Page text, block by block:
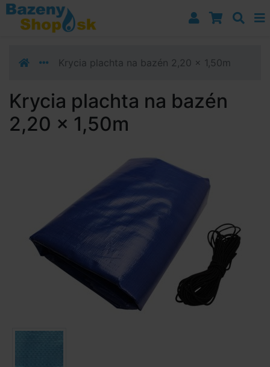
Prejsť k navigácii
Prejsť na obsah
Prejsť k bočnému stĺpci
Krycia plachta na bazén 2,20 x 1,50m
Krycia plachta na bazén
2,20 x 1,50m